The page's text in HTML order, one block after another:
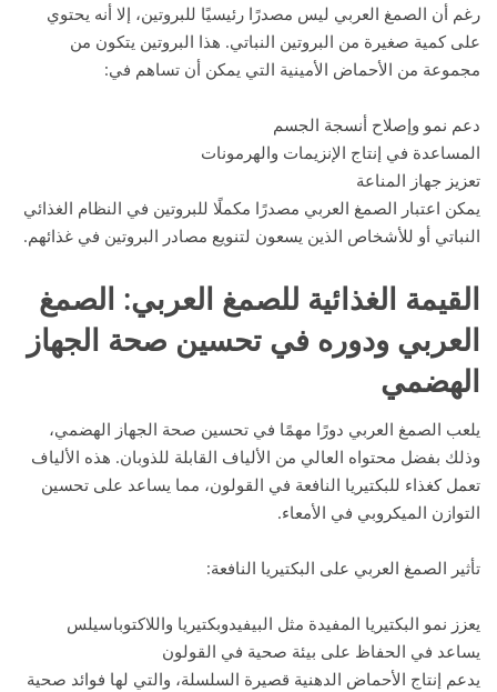
رغم أن الصمغ العربي ليس مصدرًا رئيسيًا للبروتين، إلا أنه يحتوي
على كمية صغيرة من البروتين النباتي. هذا البروتين يتكون من
مجموعة من الأحماض الأمينية التي يمكن أن تساهم في:
دعم نمو وإصلاح أنسجة الجسم
المساعدة في إنتاج الإنزيمات والهرمونات
تعزيز جهاز المناعة
يمكن اعتبار الصمغ العربي مصدرًا مكملًا للبروتين في النظام الغذائي
النباتي أو للأشخاص الذين يسعون لتنويع مصادر البروتين في غذائهم.
القيمة الغذائية للصمغ العربي: الصمغ
العربي ودوره في تحسين صحة الجهاز
الهضمي
يلعب الصمغ العربي دورًا مهمًا في تحسين صحة الجهاز الهضمي،
وذلك بفضل محتواه العالي من الألياف القابلة للذوبان. هذه الألياف
تعمل كغذاء للبكتيريا النافعة في القولون، مما يساعد على تحسين
التوازن الميكروبي في الأمعاء.
تأثير الصمغ العربي على البكتيريا النافعة:
يعزز نمو البكتيريا المفيدة مثل البيفيدوبكتيريا واللاكتوباسيلس
يساعد في الحفاظ على بيئة صحية في القولون
يدعم إنتاج الأحماض الدهنية قصيرة السلسلة، والتي لها فوائد صحية